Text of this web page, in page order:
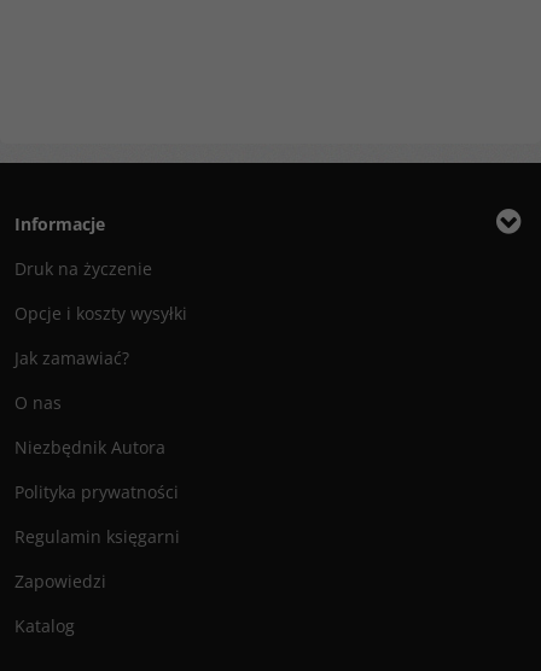
Informacje
Druk na życzenie
Opcje i koszty wysyłki
Jak zamawiać?
O nas
Niezbędnik Autora
Polityka prywatności
Regulamin księgarni
Zapowiedzi
Katalog